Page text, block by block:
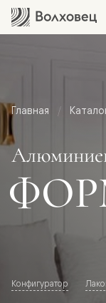
Главная
Конфигуратор